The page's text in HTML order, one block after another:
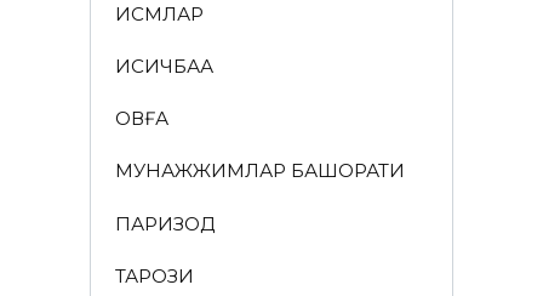
ИСМЛАР
ҚИСҚИЧБАҚА
ҚОВҒА
МУНАЖЖИМЛАР БАШОРАТИ
ПАРИЗОД
ТАРОЗИ